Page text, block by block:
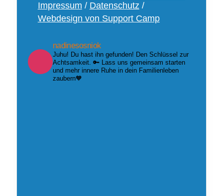
Impressum / Datenschutz/
Webdesign von Support Camp
nadinesosniok
Juhu! Du hast ihn gefunden! Den Schlüssel zur
Achtsamkeit. 🔑 Lass uns gemeinsam starten
und mehr innere Ruhe in dein Familienleben
zaubern🧡